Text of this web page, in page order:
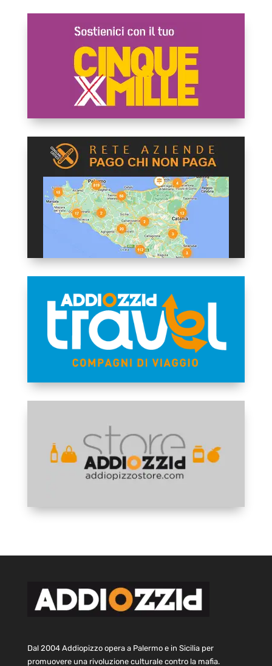
Dal 2004 Addiopizzo opera a Palermo e in Sicilia per
promuovere una rivoluzione culturale contro la mafia.